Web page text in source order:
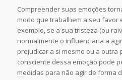
Compreender suas emoções
modo que trabalhem a seu favor
exemplo, se a sua tristeza (ou
normalmente o influenciaria a
prejudicar a si mesmo ou a outra
consciente dessa emoção pode
medidas para não agir de forma